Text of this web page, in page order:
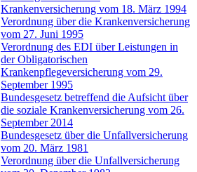
Krankenversicherung vom 18. März 1994
Verordnung über die Krankenversicherung
vom 27. Juni 1995
Verordnung des EDI über Leistungen in
der Obligatorischen
Krankenpflegeversicherung vom 29.
September 1995
Bundesgesetz betreffend die Aufsicht über
die soziale Krankenversicherung vom 26.
September 2014
Bundesgesetz über die Unfallversicherung
vom 20. März 1981
Verordnung über die Unfallversicherung